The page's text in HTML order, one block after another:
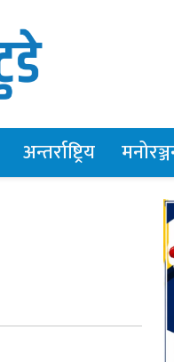
अन्तर्राष्ट्रिय